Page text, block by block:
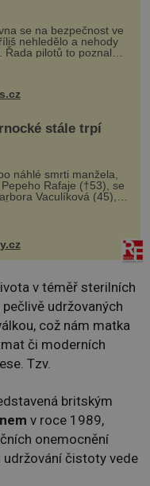
se na bezpečnost ve
nehledělo a nehody
Řada pilotů to poznala
často s trvalými
bohužel i ztrátou
nepochopiteln...
stále trpí
náhlé smrti manžela,
Rafaje (†53), se
Vaculíková (45),
(75), poprvé
síti
snaží fung...
v téměř sterilních
udržovaných
což nám matka
či moderních
Tzv.
britským
v roce 1989,
onemocnění
čistoty vede